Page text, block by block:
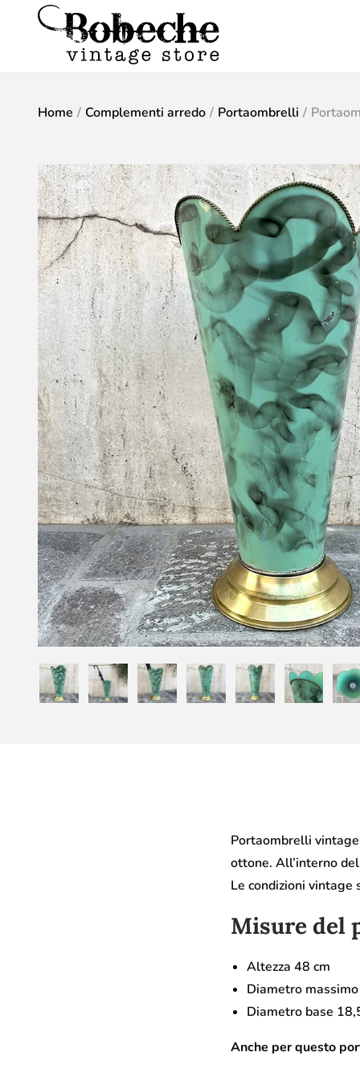
Home / Complementi arredo / Portaombrelli /
Portaombrelli
ottone. All’interno
Le condizioni vintage
Misure del
Altezza 48 cm
Diametro
Diametro base
Anche per questo